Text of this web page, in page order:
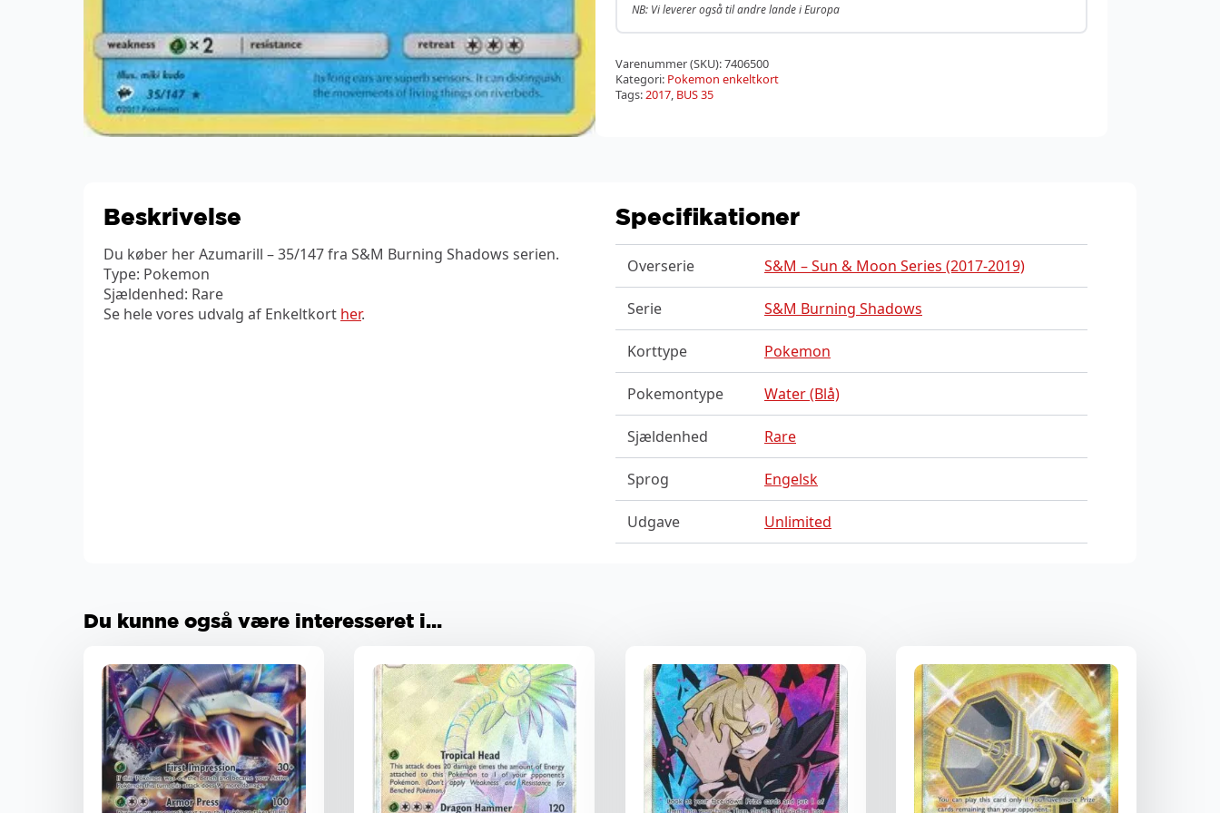
NB: Vi leverer også til andre lande i Europa
Varenummer (SKU):7406500
Kategori: Pokemon enkeltkort
Tags:2017, BUS 35
Beskrivelse
Du køber her Azumarill – 35/147 fra S&M Burning Shadows serien.
Type: Pokemon
Sjældenhed: Rare
Se hele vores udvalg af Enkeltkort her.
Specifikationer
Overserie S&M – Sun & Moon Series (2017-2019)
Serie S&M Burning Shadows
Korttype Pokemon
Pokemontype Water (Blå)
Sjældenhed Rare
Sprog Engelsk
Udgave Unlimited
Du kunne også være interesseret i...